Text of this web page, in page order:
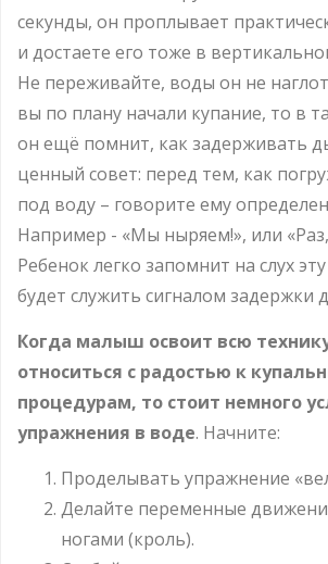
секунды, он проплывает
и достаете его тоже в
Не переживайте, воды он не
вы по плану начали купание, то в
он ещё помнит, как задерживать
ценный совет: перед тем, как
под воду – говорите ему
Например - «Мы ныряем!», или
Ребенок легко запомнит на слух
будет служить сигналом задержки
Когда малыш освоит всю
относиться с радостью к
процедурам, то стоит немного
упражнения в воде. Начните:
Проделывать упражнение
Делайте переменные
ногами (кроль).